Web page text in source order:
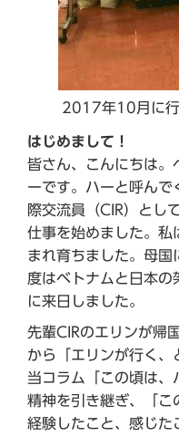
2017年10月に行
はじめまして！
皆さん、こんにちは。
ーです。ハーと呼んで
際交流員（CIR）とし
仕事を始めました。
まれ育ちました。母国
度はベトナムと日本の
に来日しました。
先輩CIRのエリンが帰
から「エリンが行く、
当コラム「この頃は、
精神を引き継ぎ、「こ
経験したこと、感じた